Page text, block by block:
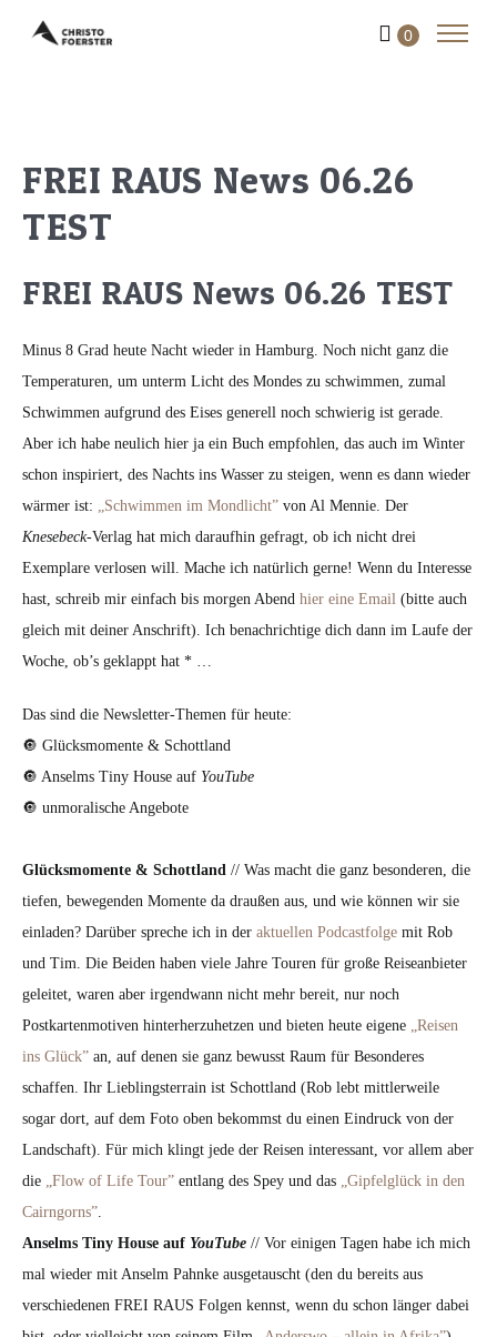
0
FREI RAUS News 06.26
TEST
FREI RAUS News 06.26 TEST
Minus 8 Grad heute Nacht wieder in Hamburg. Noch nicht ganz die
Temperaturen, um unterm Licht des Mondes zu schwimmen, zumal
Schwimmen aufgrund des Eises generell noch schwierig ist gerade.
Aber ich habe neulich hier ja ein Buch empfohlen, das auch im Winter
schon inspiriert, des Nachts ins Wasser zu steigen, wenn es dann wieder
wärmer ist: „Schwimmen im Mondlicht” von Al Mennie. Der
Knesebeck-Verlag hat mich daraufhin gefragt, ob ich nicht drei
Exemplare verlosen will. Mache ich natürlich gerne! Wenn du Interesse
hast, schreib mir einfach bis morgen Abend hier eine Email (bitte auch
gleich mit deiner Anschrift). Ich benachrichtige dich dann im Laufe der
Woche, ob’s geklappt hat * …
Das sind die Newsletter-Themen für heute:
🔘 Glücksmomente & Schottland
🔘 Anselms Tiny House auf YouTube
🔘 unmoralische Angebote
Glücksmomente & Schottland // Was macht die ganz besonderen, die
tiefen, bewegenden Momente da draußen aus, und wie können wir sie
einladen? Darüber spreche ich in der aktuellen Podcastfolge mit Rob
und Tim. Die Beiden haben viele Jahre Touren für große Reiseanbieter
geleitet, waren aber irgendwann nicht mehr bereit, nur noch
Postkartenmotiven hinterherzuhetzen und bieten heute eigene „Reisen
ins Glück” an, auf denen sie ganz bewusst Raum für Besonderes
schaffen. Ihr Lieblingsterrain ist Schottland (Rob lebt mittlerweile
sogar dort, auf dem Foto oben bekommst du einen Eindruck von der
Landschaft). Für mich klingt jede der Reisen interessant, vor allem aber
die „Flow of Life Tour” entlang des Spey und das „Gipfelglück in den
Cairngorns”.
Anselms Tiny House auf YouTube // Vor einigen Tagen habe ich mich
mal wieder mit Anselm Pahnke ausgetauscht (den du bereits aus
verschiedenen FREI RAUS Folgen kennst, wenn du schon länger dabei